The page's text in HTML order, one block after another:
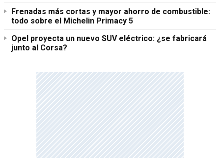
Frenadas más cortas y mayor ahorro de combustible:
todo sobre el Michelin Primacy 5
Opel proyecta un nuevo SUV eléctrico: ¿se fabricará
junto al Corsa?